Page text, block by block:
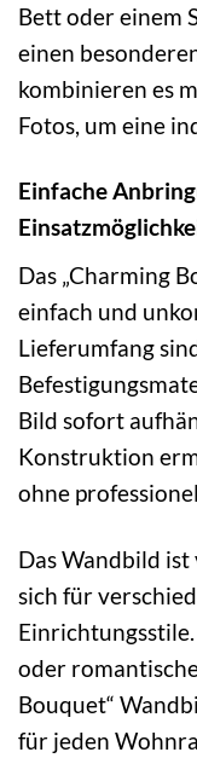
Bett oder einem
einen
kombinieren es
Fotos, um eine
Einfache
Das „Charming
einfach und
Lieferumfang
Bild sofort
Konstruktion
ohne
Das Wandbild
sich für
oder
Bouquet“
für jeden